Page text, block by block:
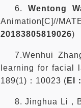
6.Wentong
Animation[C]//
20183805819026)
7.Wenhui
learning for facial
189(1)：10023 ( EI
8. Jinghua Li，